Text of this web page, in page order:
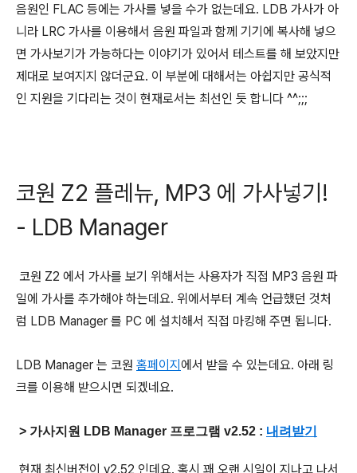
음원인 FLAC 등에는 가사를 넣을 수가 없는데요. LDB 가사가 아
니라 LRC 가사를 이용해서 음원 파일과 함께 기기에 복사해 넣으
면 가사보기가 가능하다는 이야기가 있어서 테스트를 해 보았지만
제대로 보여지지 않더군요. 이 부분에 대해서는 아쉽지만 공식적
인 지원을 기다리는 것이 현재로서는 최선인 듯 합니다 ^^;;;
코원 Z2 플레뉴, MP3 에 가사넣기!
- LDB Manager
코원 Z2 에서 가사를 보기 위해서는 사용자가 직접 MP3 음원 파
일에 가사를 추가해야 하는데요. 위에서부터 계속 언급했던 것처
럼 LDB Manager 를 PC 에 설치해서 직접 마킹해 주면 됩니다.
LDB Manager 는 코원 홈페이지 에서 받을 수 있는데요. 아래 링
크를 이용해 받으시면 되겠네요.
> 가사지원 LDB Manager 프로그램 v2.52 : 내려받기
현재 최신버전이 v2.52 인데요. 혹시 꽤 오랜 시일이 지나고 나서